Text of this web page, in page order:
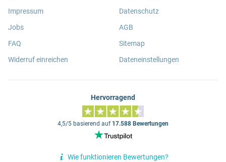
Impressum
Jobs
FAQ
Widerruf einreichen
Datenschutz
AGB
Sitemap
Dateneinstellungen
Hervorragend
4,5/5 basierend auf 17.588 Bewertungen
Wie funktionieren Bewertungen?